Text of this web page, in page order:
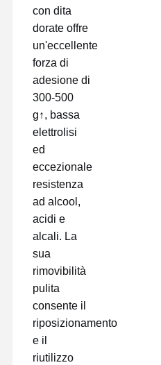
nastro per animali domestici
Nastro del Kapton
Nastro mascherante
Pellicola in PET
Nastro per il PI
Film di pi
Film dell'unità di elaborazione
Pellicola in silicone
con dita
dorate offre
un'eccellente
forza di
adesione di
300-500
g↑, bassa
elettrolisi
ed
eccezionale
resistenza
ad alcool,
acidi e
alcali. La
sua
rimovibilità
pulita
consente il
riposizionamento
e il
riutilizzo